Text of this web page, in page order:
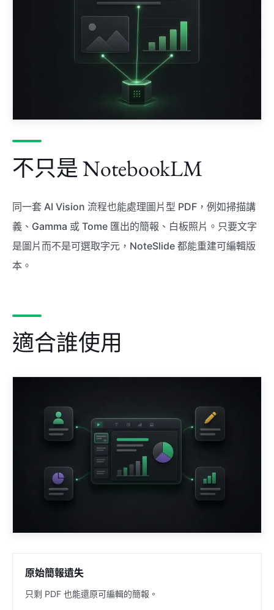
不只是 NotebookLM
同一套 AI Vision 流程也能處理圖片型 PDF，例如掃描講
義、Gamma 或 Tome 匯出的簡報、白板照片。只要文字
是圖片而不是可選取字元，NoteSlide 都能重建可編輯版
本。
適合誰使用
原始簡報遺失
只剩 PDF 也能還原可編輯的簡報。